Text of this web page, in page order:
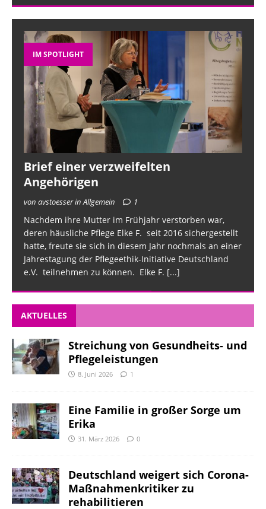
IM SPOTLIGHT
Brief einer verzweifelten
Angehörigen
von avstoesser in Allgemein 1
Nachdem ihre Mutter im Frühjahr verstorben war,
deren häusliche Pflege Elke F. seit 2016 sichergestellt
hatte, freute sie sich in diesem Jahr nochmals an einer
Jahrestagung der Pflegeethik-Initiative Deutschland
e.V. teilnehmen zu können. Elke F. [...]
AKTUELLES
Streichung von Gesundheits- und
Pflegeleistungen
8. Juni 2026 1
Eine Familie in großer Sorge um
Erika
31. März 2026 0
Deutschland weigert sich Corona-
Maßnahmenkritiker zu
rehabilitieren